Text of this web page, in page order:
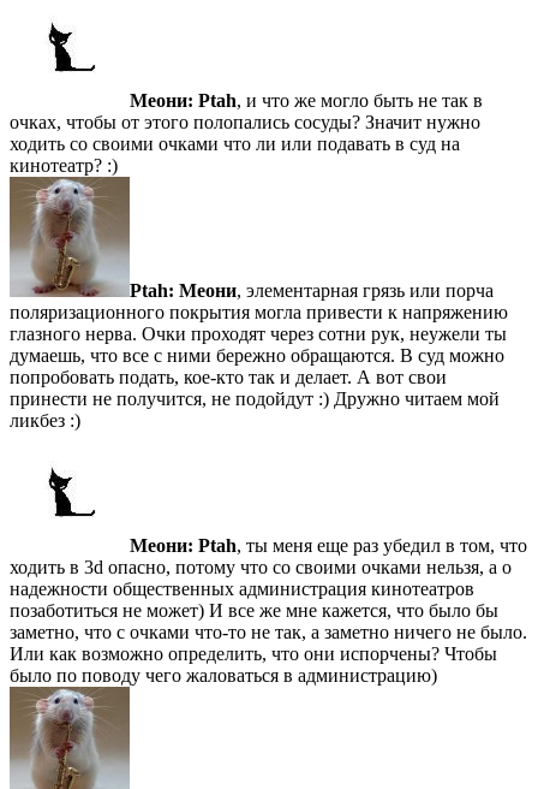
Меони: Ptah, и что же могло быть не так в
очках, чтобы от этого полопались сосуды? Значит нужно
ходить со своими очками что ли или подавать в суд на
кинотеатр? :)
Ptah: Меони, элементарная грязь или порча
поляризационного покрытия могла привести к напряжению
глазного нерва. Очки проходят через сотни рук, неужели ты
думаешь, что все с ними бережно обращаются. В суд можно
попробовать подать, кое-кто так и делает. А вот свои
принести не получится, не подойдут :) Дружно читаем мой
ликбез :)
Меони: Ptah, ты меня еще раз убедил в том, что
ходить в 3d опасно, потому что со своими очками нельзя, а о
надежности общественных администрация кинотеатров
позаботиться не может) И все же мне кажется, что было бы
заметно, что с очками что-то не так, а заметно ничего не было.
Или как возможно определить, что они испорчены? Чтобы
было по поводу чего жаловаться в администрацию)